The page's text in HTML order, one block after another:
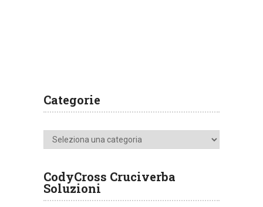
Categorie
Categorie
CodyCross Cruciverba
Soluzioni